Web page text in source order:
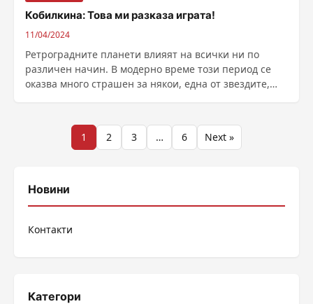
Кобилкина: Това ми разказа играта!
11/04/2024
Ретроградните планети влияят на всички ни по
различен начин. В модерно време този период се
оказва много страшен за някои, една от звездите,
Разделяне
публикациите
1 2 3 … 6 Next »
Новини
Контакти
Категори